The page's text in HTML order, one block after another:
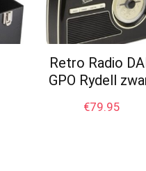
Retro Radio
GPO Rydell
€79.95